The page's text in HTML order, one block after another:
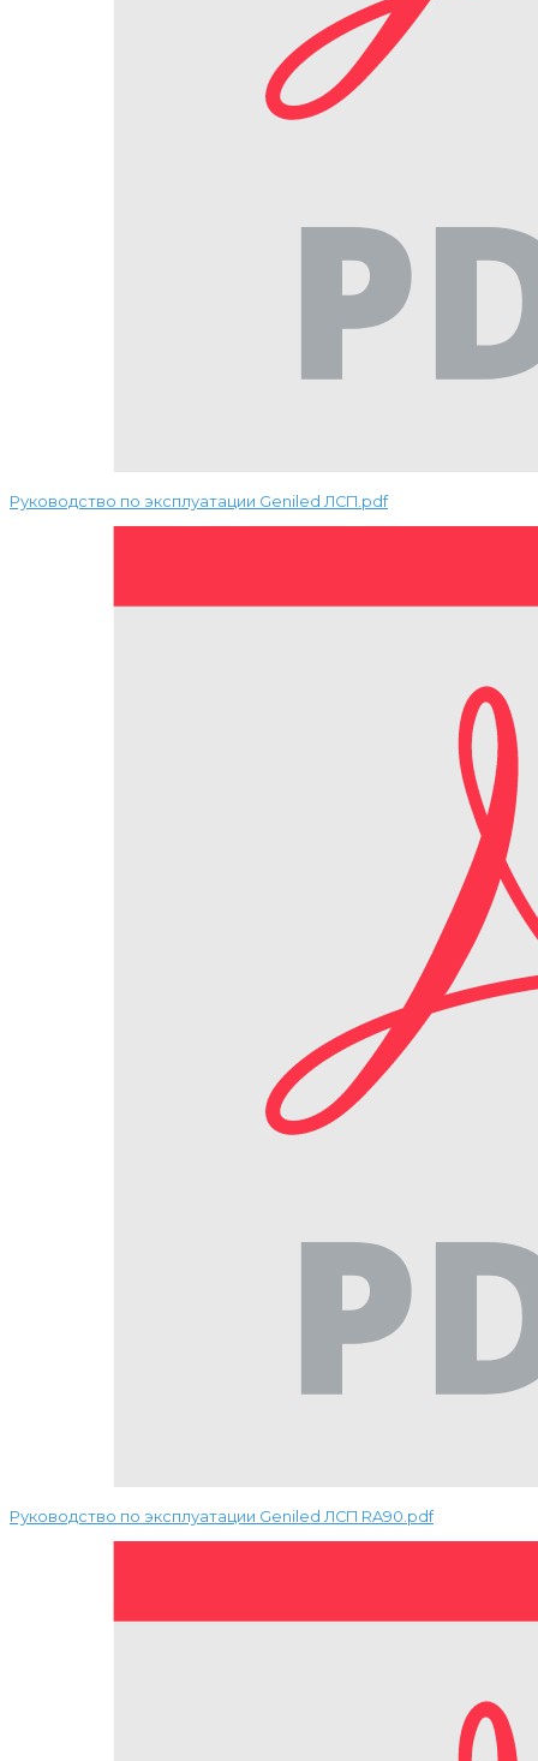
Руководство по эксплуатации Geniled ЛСП.pdf
Руководство по эксплуатации Geniled ЛСП RA90.pdf